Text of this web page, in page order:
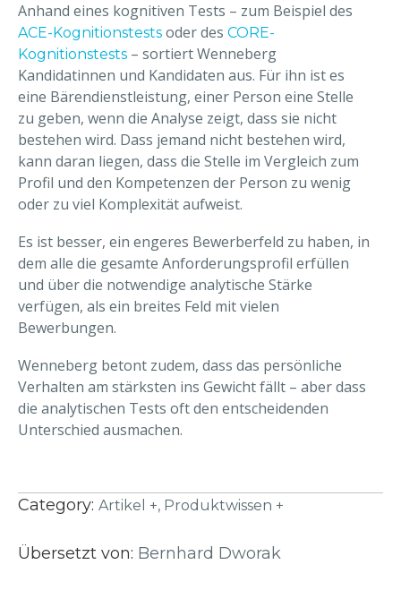
Anhand eines kognitiven Tests – zum Beispiel des
ACE-Kognitionstests oder des CORE-
Kognitionstests – sortiert Wenneberg
Kandidatinnen und Kandidaten aus. Für ihn ist es
eine Bärendienstleistung, einer Person eine Stelle
zu geben, wenn die Analyse zeigt, dass sie nicht
bestehen wird. Dass jemand nicht bestehen wird,
kann daran liegen, dass die Stelle im Vergleich zum
Profil und den Kompetenzen der Person zu wenig
oder zu viel Komplexität aufweist.
Es ist besser, ein engeres Bewerberfeld zu haben, in
dem alle die gesamte Anforderungsprofil erfüllen
und über die notwendige analytische Stärke
verfügen, als ein breites Feld mit vielen
Bewerbungen.
Wenneberg betont zudem, dass das persönliche
Verhalten am stärksten ins Gewicht fällt – aber dass
die analytischen Tests oft den entscheidenden
Unterschied ausmachen.
Category: Artikel +, Produktwissen +
Übersetzt von: Bernhard Dworak